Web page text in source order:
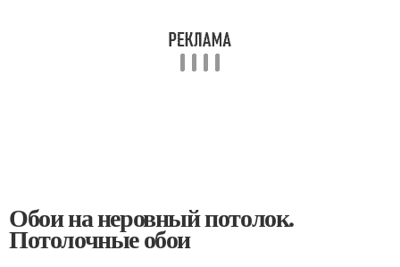
Обои на неровный потолок.
Потолочные обои